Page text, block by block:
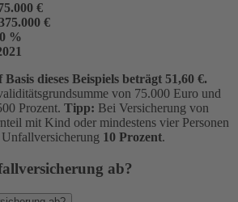
€
€
%
dieses Beispiels beträgt 51,60 €.
von 75.000 Euro und
Prozent. Tipp: Bei Versicherung von
mit Kind oder mindestens vier Personen
10 Prozent.
ab?